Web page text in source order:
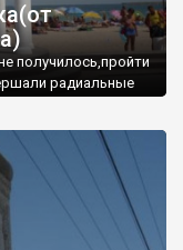
получилось,пройти
радиальные